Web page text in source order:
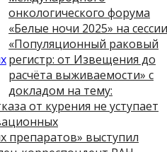
онкологического форума
«Белые ночи 2025» на сессии
«Популяционный раковый
регистр: от Извещения до
расчёта выживаемости» с
докладом на тему:
от курения не уступает
препаратов» выступил